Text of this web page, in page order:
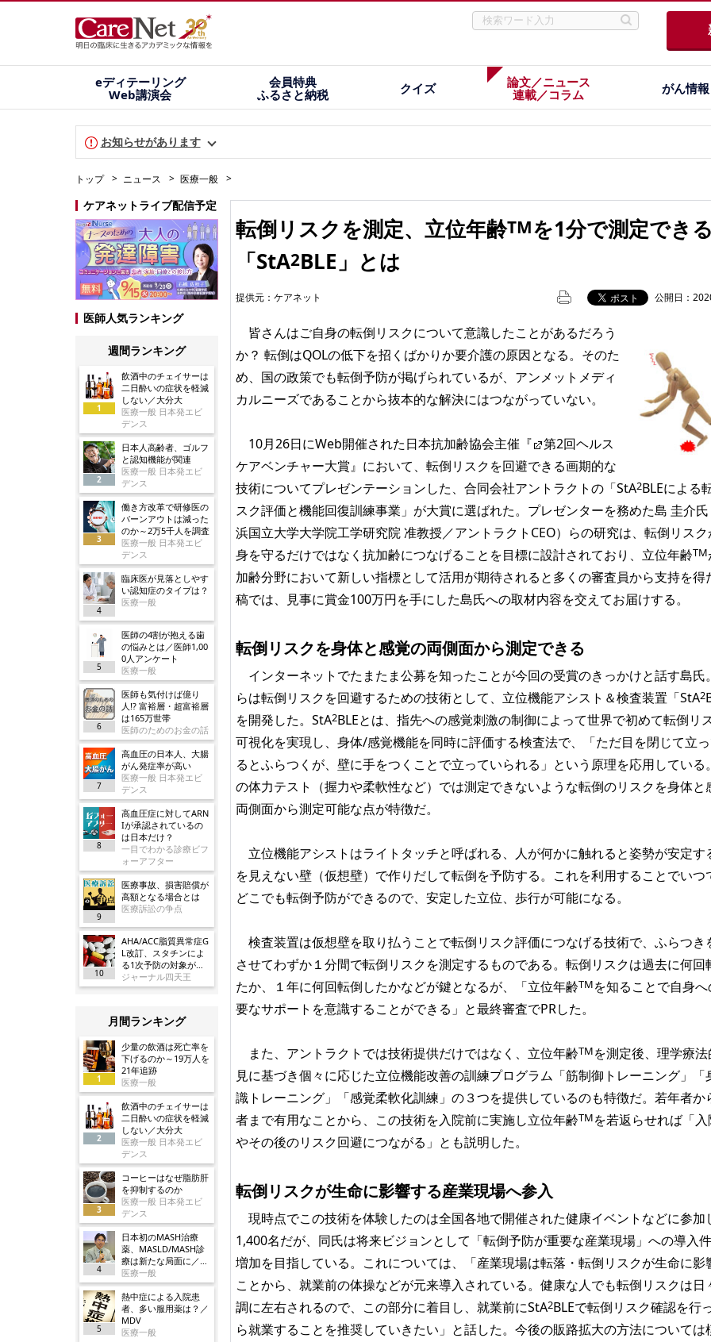
eディテーリング
Web講演会
会員特典
ふるさと納税
クイズ
論文／ニュース
連載／コラム
がん情報
お知らせがあります
トップ ニュース 医療一般
ケアネットライブ配信予定
医師人気ランキング
週間ランキング
1
飲酒中のチェイサーは
二日酔いの症状を軽減
しない／大分大
医療一般 日本発エビ
デンス
2
日本人高齢者、ゴルフ
と認知機能が関連
医療一般 日本発エビ
デンス
3
働き方改革で研修医の
バーンアウトは減った
のか～2万5千人を調査
医療一般 日本発エビ
デンス
4
臨床医が見落としやす
い認知症のタイプは？
医療一般
5
医師の4割が抱える歯
の悩みとは／医師1,00
0人アンケート
医療一般
6
医師も気付けば億り
人!? 富裕層・超富裕層
は165万世帯
医師のためのお金の話
7
高血圧の日本人、大腸
がん発症率が高い
医療一般 日本発エビ
デンス
8
高血圧症に対してARN
Iが承認されているの
は日本だけ？
一目でわかる診療ビフ
ォーアフター
9
医療事故、損害賠償が
高額となる場合とは
医療訴訟の争点
10
AHA/ACC脂質異常症G
L改訂、スタチンによ
る1次予防の対象が大
幅に拡大／JAMA
ジャーナル四天王
月間ランキング
1
少量の飲酒は死亡率を
下げるのか～19万人を
21年追跡
医療一般
2
飲酒中のチェイサーは
二日酔いの症状を軽減
しない／大分大
医療一般 日本発エビ
デンス
3
コーヒーはなぜ脂肪肝
を抑制するのか
医療一般 日本発エビ
デンス
4
日本初のMASH治療
薬、MASLD/MASH診
療は新たな局面に／ノ
ボ
医療一般
5
熱中症による入院患
者、多い服用薬は？／
MDV
医療一般
転倒リスクを測定、立位年齢TMを1分で測定できる
「StA2BLE」とは
提供元： ケアネット 公開日：
皆さんはご自身の転倒リスクについて意識したことがあるだろう
か？ 転倒はQOLの低下を招くばかりか要介護の原因となる。そのた
め、国の政策でも転倒予防が掲げられているが、アンメットメディ
カルニーズであることから抜本的な解決にはつながっていない。
10月26日にWeb開催された日本抗加齢協会主催『
第2回ヘルス
ケアベンチャー大賞』において、転倒リスクを回避できる画期的な
技術についてプレゼンテーションした、合同会社アントラクトの「StA2BLEによる
スク評価と機能回復訓練事業」が大賞に選ばれた。プレゼンターを務めた島 圭介
浜国立大学大学院工学研究院 准教授／アントラクトCEO）らの研究は、転倒リスク
身を守るだけではなく抗加齢につなげることを目標に設計されており、立位年齢TM
加齢分野において新しい指標として活用が期待されると多くの審査員から支持を得
稿では、見事に賞金100万円を手にした島氏への取材内容を交えてお届けする。
転倒リスクを身体と感覚の両側面から測定できる
インターネットでたまたま公募を知ったことが今回の受賞のきっかけと話す島氏
らは転倒リスクを回避するための技術として、立位機能アシスト＆検査装置「StA2
を開発した。StA2BLEとは、指先への感覚刺激の制御によって世界で初めて転倒リ
可視化を実現し、身体/感覚機能を同時に評価する検査法で、「ただ目を閉じて立
るとふらつくが、壁に手をつくことで立っていられる」という原理を応用している
の体力テスト（握力や柔軟性など）では測定できないような転倒のリスクを身体と
両側面から測定可能な点が特徴だ。
立位機能アシストはライトタッチと呼ばれる、人が何かに触れると姿勢が安定す
を見えない壁（仮想壁）で作りだして転倒を予防する。これを利用することでいつ
どこでも転倒予防ができるので、安定した立位、歩行が可能になる。
検査装置は仮想壁を取り払うことで転倒リスク評価につなげる技術で、ふらつき
させてわずか１分間で転倒リスクを測定するものである。転倒リスクは過去に何回
たか、１年に何回転倒したかなどが鍵となるが、「立位年齢TMを知ることで自身
要なサポートを意識することができる」と最終審査でPRした。
また、アントラクトでは技術提供だけではなく、立位年齢TMを測定後、理学療法
見に基づき個々に応じた立位機能改善の訓練プログラム「筋制御トレーニング」「
識トレーニング」「感覚柔軟化訓練」の３つを提供しているのも特徴だ。若年者か
者まで有用なことから、この技術を入院前に実施し立位年齢TMを若返らせれば「入
やその後のリスク回避につながる」とも説明した。
転倒リスクが生命に影響する産業現場へ参入
現時点でこの技術を体験したのは全国各地で開催された健康イベントなどに参加
1,400名だが、同氏は将来ビジョンとして「転倒予防が重要な産業現場」への導入
増加を目指している。これについては、「産業現場は転落・転倒リスクが生命に影
ことから、就業前の体操などが元来導入されている。健康な人でも転倒リスクは日
調に左右されるので、この部分に着目し、就業前にStA2BLEで転倒リスク確認を行
ら就業することを推奨していきたい」と話した。今後の販路拡大の方法については